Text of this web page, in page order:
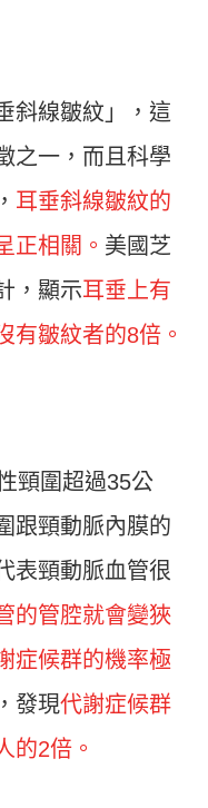
斜線皺紋」，這
之一，而且科學
耳垂斜線皺紋的
正相關。 美國芝
，顯示耳垂上有
有皺紋者的8倍。
頸圍超過35公
跟頸動脈內膜的
表頸動脈血管很
的管腔就會變狹
症候群的機率極
發現代謝症候群
的2倍。